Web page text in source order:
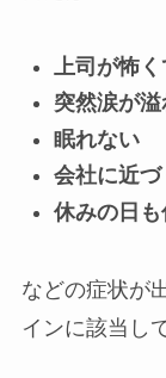
上司が怖
突然涙が溢
眠れない
会社に近
休みの日
などの症状が
インに該当し